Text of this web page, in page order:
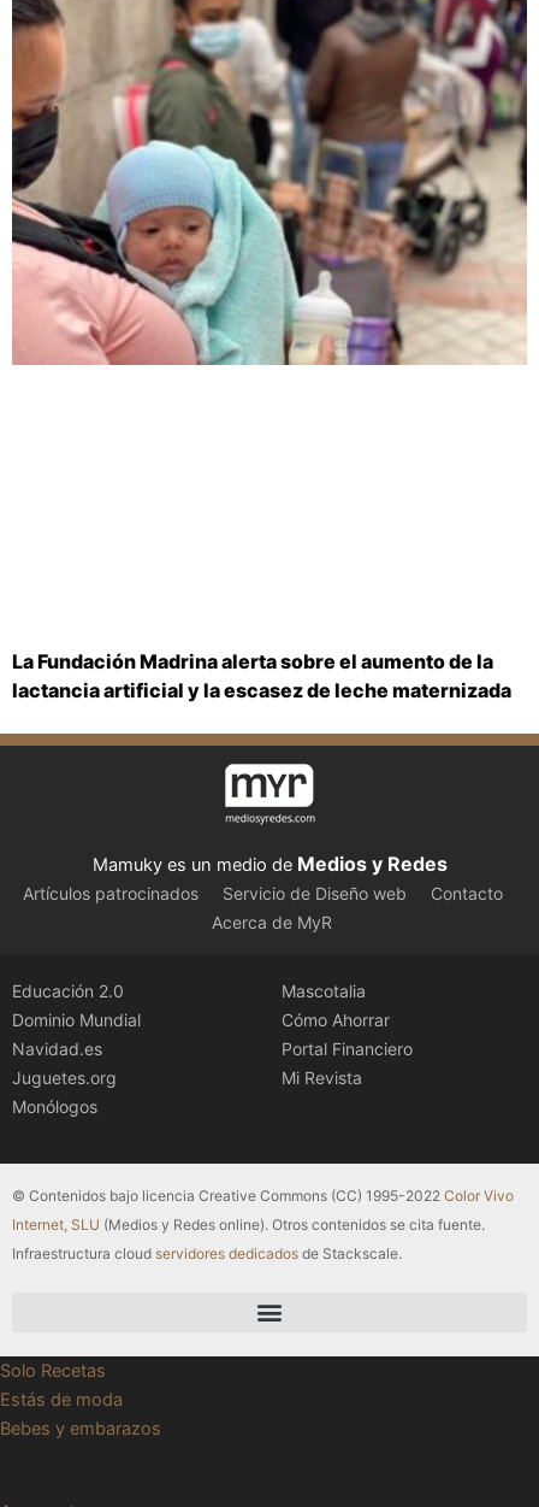
La Fundación Madrina alerta sobre el aumento de la
lactancia artificial y la escasez de leche maternizada
Mamuky es un medio de Medios y Redes
Artículos patrocinados Servicio de Diseño web
Contacto
Acerca de MyR
Educación 2.0
Dominio Mundial
Navidad.es
Juguetes.org
Monólogos
Mascotalia
Cómo Ahorrar
Portal Financiero
Mi Revista
© Contenidos bajo licencia Creative Commons (CC) 1995-2022 Color Vivo
Internet, SLU (Medios y Redes online). Otros contenidos se cita fuente.
Infraestructura cloud servidores dedicados de Stackscale.
Solo Recetas
Estás de moda
Bebes y embarazos